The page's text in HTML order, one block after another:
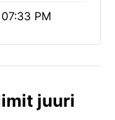
07:33 PM
juuri